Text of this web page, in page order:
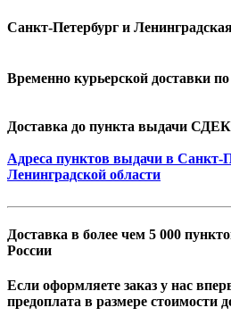
Санкт-Петербург и
Временно курьерской доставки
Доставка до пункта выдачи
Адреса пунктов выдачи в Санкт-
Ленинградской области
Доставка в более чем 5 000
России
Если оформляете заказ у нас
предоплата в размере стоимости